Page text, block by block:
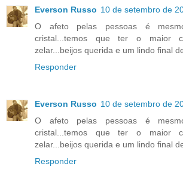
Everson Russo 10 de setembro de
O afeto pelas pessoas é
cristal...temos que ter o maior
zelar...beijos querida e um lindo final
Responder
Everson Russo 10 de setembro de
O afeto pelas pessoas é
cristal...temos que ter o maior
zelar...beijos querida e um lindo final
Responder